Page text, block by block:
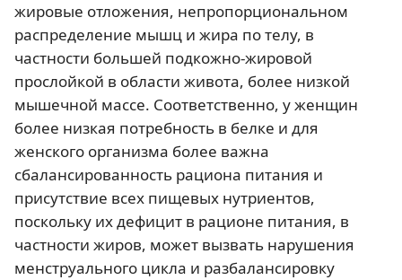
жировые отложения, непропорциональном
распределение мышц и жира по телу, в
частности большей подкожно-жировой
прослойкой в области живота, более низкой
мышечной массе. Соответственно, у женщин
более низкая потребность в белке и для
женского организма более важна
сбалансированность рациона питания и
присутствие всех пищевых нутриентов,
поскольку их дефицит в рационе питания, в
частности жиров, может вызвать нарушения
менструального цикла и разбалансировку